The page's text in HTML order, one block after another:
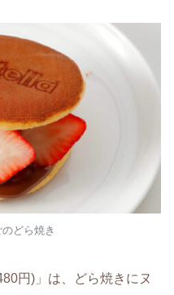
どら焼き
円)」は、どら焼きにヌ